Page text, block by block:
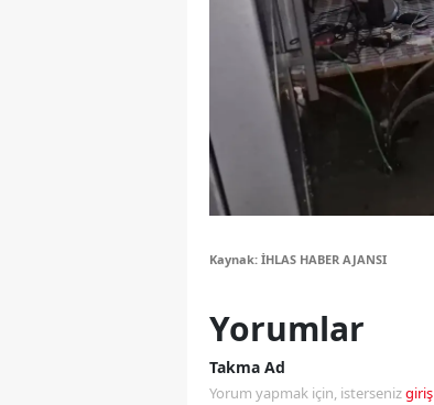
Kaynak: İHLAS HABER AJANSI
Yorumlar
Takma Ad
Yorum yapmak için, istersenizgiriş